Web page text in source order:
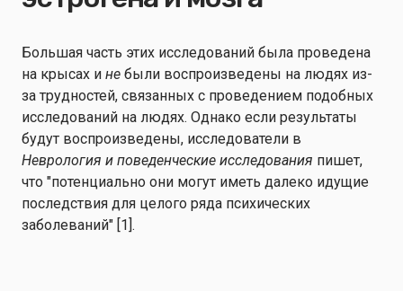
Большая часть этих исследований была проведена
на крысах и не были воспроизведены на людях из-
за трудностей, связанных с проведением подобных
исследований на людях. Однако если результаты
будут воспроизведены, исследователи в
Неврология и поведенческие исследования пишет,
что "потенциально они могут иметь далеко идущие
последствия для целого ряда психических
заболеваний" [1].